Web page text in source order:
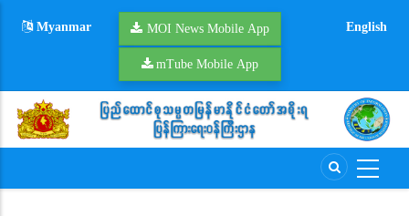
Myanmar MOI News Mobile App
mTube Mobile App
English